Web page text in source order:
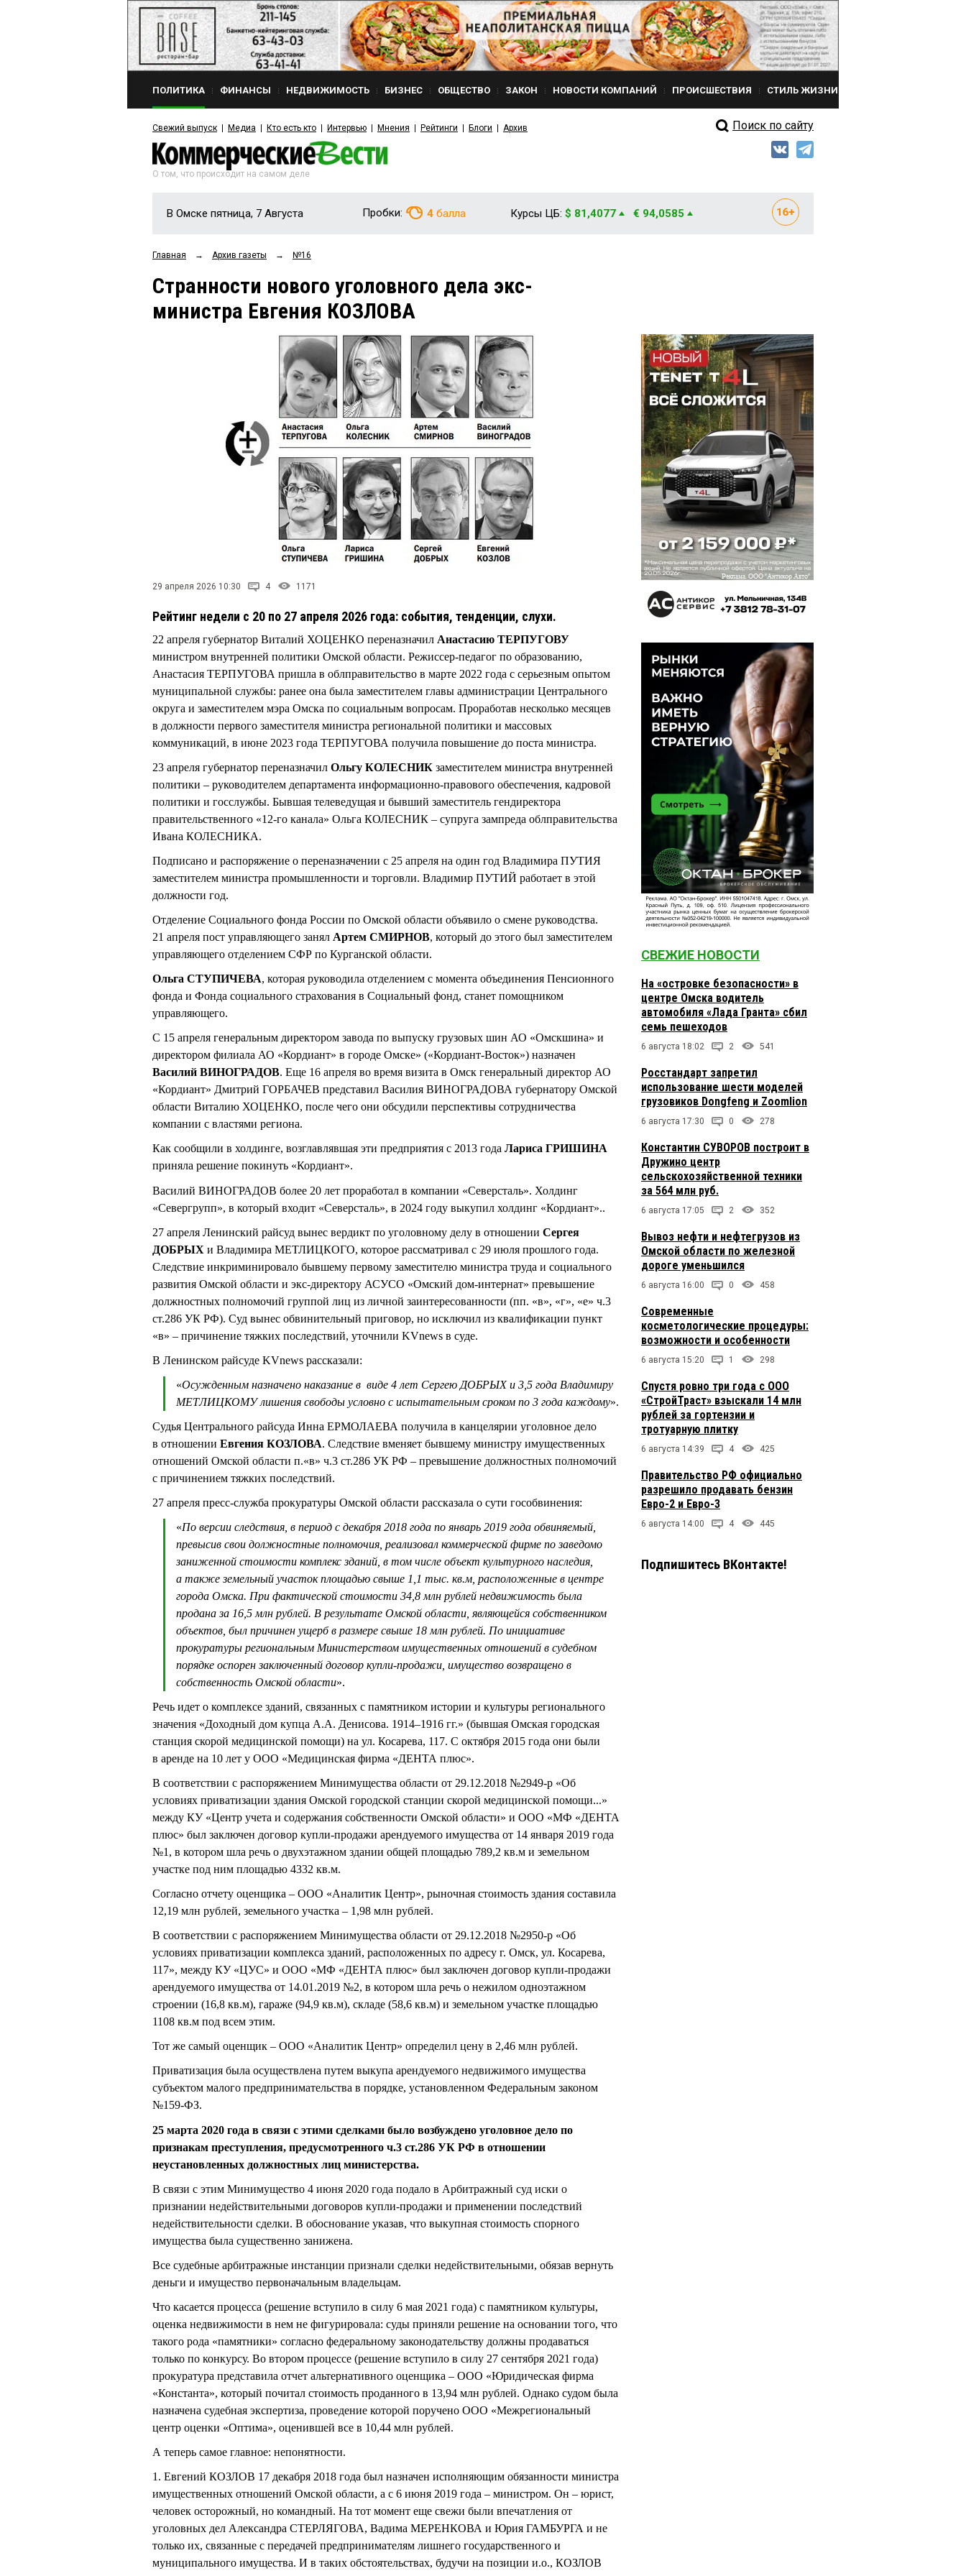
ПОЛИТИКА ФИНАНСЫ НЕДВИЖИМОСТЬ БИЗНЕС ОБЩЕСТВО ЗАКОН НОВОСТИ КОМПАНИЙ ПРОИСШЕСТВИЯ СТИЛЬ ЖИЗНИ
Свежий выпуск Медиа Кто есть кто Интервью Мнения Рейтинги Блоги Архив Поиск по сайту
О том, что происходит на самом деле
В Омске пятница, 7 Августа Пробки: 4 балла Курсы ЦБ: $ 81,4077 € 94,0585
Главная → Архив газеты → №16
Странности нового уголовного дела экс-
министра Евгения КОЗЛОВА
29 апреля 2026 10:30 4 1171
Рейтинг недели с 20 по 27 апреля 2026 года: события, тенденции, слухи.
22 апреля губернатор Виталий ХОЦЕНКО переназначил Анастасию ТЕРПУГОВУ
министром внутренней политики Омской области. Режиссер-педагог по образованию,
Анастасия ТЕРПУГОВА пришла в облправительство в марте 2022 года с серьезным опытом
муниципальной службы: ранее она была заместителем главы администрации Центрального
округа и заместителем мэра Омска по социальным вопросам. Проработав несколько месяцев
в должности первого заместителя министра региональной политики и массовых
коммуникаций, в июне 2023 года ТЕРПУГОВА получила повышение до поста министра.
23 апреля губернатор переназначил Ольгу КОЛЕСНИК заместителем министра внутренней
политики – руководителем департамента информационно-правового обеспечения, кадровой
политики и госслужбы. Бывшая телеведущая и бывший заместитель гендиректора
правительственного «12-го канала» Ольга КОЛЕСНИК – супруга зампреда облправительства
Ивана КОЛЕСНИКА.
Подписано и распоряжение о переназначении с 25 апреля на один год Владимира ПУТИЯ
заместителем министра промышленности и торговли. Владимир ПУТИЙ работает в этой
должности год.
Отделение Социального фонда России по Омской области объявило о смене руководства.
21 апреля пост управляющего занял Артем СМИРНОВ, который до этого был заместителем
управляющего отделением СФР по Курганской области.
Ольга СТУПИЧЕВА, которая руководила отделением с момента объединения Пенсионного
фонда и Фонда социального страхования в Социальный фонд, станет помощником
управляющего.
С 15 апреля генеральным директором завода по выпуску грузовых шин АО «Омскшина» и
директором филиала АО «Кордиант» в городе Омске» («Кордиант-Восток») назначен
Василий ВИНОГРАДОВ. Еще 16 апреля во время визита в Омск генеральный директор АО
«Кордиант» Дмитрий ГОРБАЧЕВ представил Василия ВИНОГРАДОВА губернатору Омской
области Виталию ХОЦЕНКО, после чего они обсудили перспективы сотрудничества
компании с властями региона.
Как сообщили в холдинге, возглавлявшая эти предприятия с 2013 года Лариса ГРИШИНА
приняла решение покинуть «Кордиант».
Василий ВИНОГРАДОВ более 20 лет проработал в компании «Северсталь». Холдинг
«Севергрупп», в который входит «Северсталь», в 2024 году выкупил холдинг «Кордиант»..
27 апреля Ленинский райсуд вынес вердикт по уголовному делу в отношении Сергея
ДОБРЫХ и Владимира МЕТЛИЦКОГО, которое рассматривал с 29 июля прошлого года.
Следствие инкриминировало бывшему первому заместителю министра труда и социального
развития Омской области и экс-директору АСУСО «Омский дом-интернат» превышение
должностных полномочий группой лиц из личной заинтересованности (пп. «в», «г», «е» ч.3
ст.286 УК РФ). Суд вынес обвинительный приговор, но исключил из квалификации пункт
«в» – причинение тяжких последствий, уточнили KVnews в суде.
В Ленинском райсуде KVnews рассказали:
«Осужденным назначено наказание в виде 4 лет Сергею ДОБРЫХ и 3,5 года Владимиру
МЕТЛИЦКОМУ лишения свободы условно с испытательным сроком по 3 года каждому».
Судья Центрального райсуда Инна ЕРМОЛАЕВА получила в канцелярии уголовное дело
в отношении Евгения КОЗЛОВА. Следствие вменяет бывшему министру имущественных
отношений Омской области п.«в» ч.3 ст.286 УК РФ – превышение должностных полномочий
с причинением тяжких последствий.
27 апреля пресс-служба прокуратуры Омской области рассказала о сути гособвинения:
«По версии следствия, в период с декабря 2018 года по январь 2019 года обвиняемый,
превысив свои должностные полномочия, реализовал коммерческой фирме по заведомо
заниженной стоимости комплекс зданий, в том числе объект культурного наследия,
а также земельный участок площадью свыше 1,1 тыс. кв.м, расположенные в центре
города Омска. При фактической стоимости 34,8 млн рублей недвижимость была
продана за 16,5 млн рублей. В результате Омской области, являющейся собственником
объектов, был причинен ущерб в размере свыше 18 млн рублей. По инициативе
прокуратуры региональным Министерством имущественных отношений в судебном
порядке оспорен заключенный договор купли-продажи, имущество возвращено в
собственность Омской области».
Речь идет о комплексе зданий, связанных с памятником истории и культуры регионального
значения «Доходный дом купца А.А. Денисова. 1914–1916 гг.» (бывшая Омская городская
станция скорой медицинской помощи) на ул. Косарева, 117. С октября 2015 года они были
в аренде на 10 лет у ООО «Медицинская фирма «ДЕНТА плюс».
В соответствии с распоряжением Минимущества области от 29.12.2018 №2949-р «Об
условиях приватизации здания Омской городской станции скорой медицинской помощи...»
между КУ «Центр учета и содержания собственности Омской области» и ООО «МФ «ДЕНТА
плюс» был заключен договор купли-продажи арендуемого имущества от 14 января 2019 года
№1, в котором шла речь о двухэтажном здании общей площадью 789,2 кв.м и земельном
участке под ним площадью 4332 кв.м.
Согласно отчету оценщика – ООО «Аналитик Центр», рыночная стоимость здания составила
12,19 млн рублей, земельного участка – 1,98 млн рублей.
В соответствии с распоряжением Минимущества области от 29.12.2018 №2950-р «Об
условиях приватизации комплекса зданий, расположенных по адресу г. Омск, ул. Косарева,
117», между КУ «ЦУС» и ООО «МФ «ДЕНТА плюс» был заключен договор купли-продажи
арендуемого имущества от 14.01.2019 №2, в котором шла речь о нежилом одноэтажном
строении (16,8 кв.м), гараже (94,9 кв.м), складе (58,6 кв.м) и земельном участке площадью
1108 кв.м под всем этим.
Тот же самый оценщик – ООО «Аналитик Центр» определил цену в 2,46 млн рублей.
Приватизация была осуществлена путем выкупа арендуемого недвижимого имущества
субъектом малого предпринимательства в порядке, установленном Федеральным законом
№159-ФЗ.
25 марта 2020 года в связи с этими сделками было возбуждено уголовное дело по
признакам преступления, предусмотренного ч.3 ст.286 УК РФ в отношении
неустановленных должностных лиц министерства.
В связи с этим Минимущество 4 июня 2020 года подало в Арбитражный суд иски о
признании недействительными договоров купли-продажи и применении последствий
недействительности сделки. В обоснование указав, что выкупная стоимость спорного
имущества была существенно занижена.
Все судебные арбитражные инстанции признали сделки недействительными, обязав вернуть
деньги и имущество первоначальным владельцам.
Что касается процесса (решение вступило в силу 6 мая 2021 года) с памятником культуры,
оценка недвижимости в нем не фигурировала: суды приняли решение на основании того, что
такого рода «памятники» согласно федеральному законодательству должны продаваться
только по конкурсу. Во втором процессе (решение вступило в силу 27 сентября 2021 года)
прокуратура представила отчет альтернативного оценщика – ООО «Юридическая фирма
«Константа», который почитал стоимость проданного в 13,94 млн рублей. Однако судом была
назначена судебная экспертиза, проведение которой поручено ООО «Межрегиональный
центр оценки «Оптима», оценившей все в 10,44 млн рублей.
А теперь самое главное: непонятности.
1. Евгений КОЗЛОВ 17 декабря 2018 года был назначен исполняющим обязанности министра
имущественных отношений Омской области, а с 6 июня 2019 года – министром. Он – юрист,
человек осторожный, но командный. На тот момент еще свежи были впечатления от
уголовных дел Александра СТЕРЛЯГОВА, Вадима МЕРЕНКОВА и Юрия ГАМБУРГА и не
только их, связанные с передачей предпринимателям лишнего государственного и
муниципального имущества. И в таких обстоятельствах, будучи на позиции и.о., КОЗЛОВ
СВЕЖИЕ НОВОСТИ
На «островке безопасности» в
центре Омска водитель
автомобиля «Лада Гранта» сбил
семь пешеходов
6 августа 18:02 2 541
Росстандарт запретил
использование шести моделей
грузовиков Dongfeng и Zoomlion
6 августа 17:30 0 278
Константин СУВОРОВ построит в
Дружино центр
сельскохозяйственной техники
за 564 млн руб.
6 августа 17:05 2 352
Вывоз нефти и нефтегрузов из
Омской области по железной
дороге уменьшился
6 августа 16:00 0 458
Современные
косметологические процедуры:
возможности и особенности
6 августа 15:20 1 298
Спустя ровно три года с ООО
«СтройТраст» взыскали 14 млн
рублей за гортензии и
тротуарную плитку
6 августа 14:39 4 425
Правительство РФ официально
разрешило продавать бензин
Евро-2 и Евро-3
6 августа 14:00 4 445
Подпишитесь ВКонтакте!